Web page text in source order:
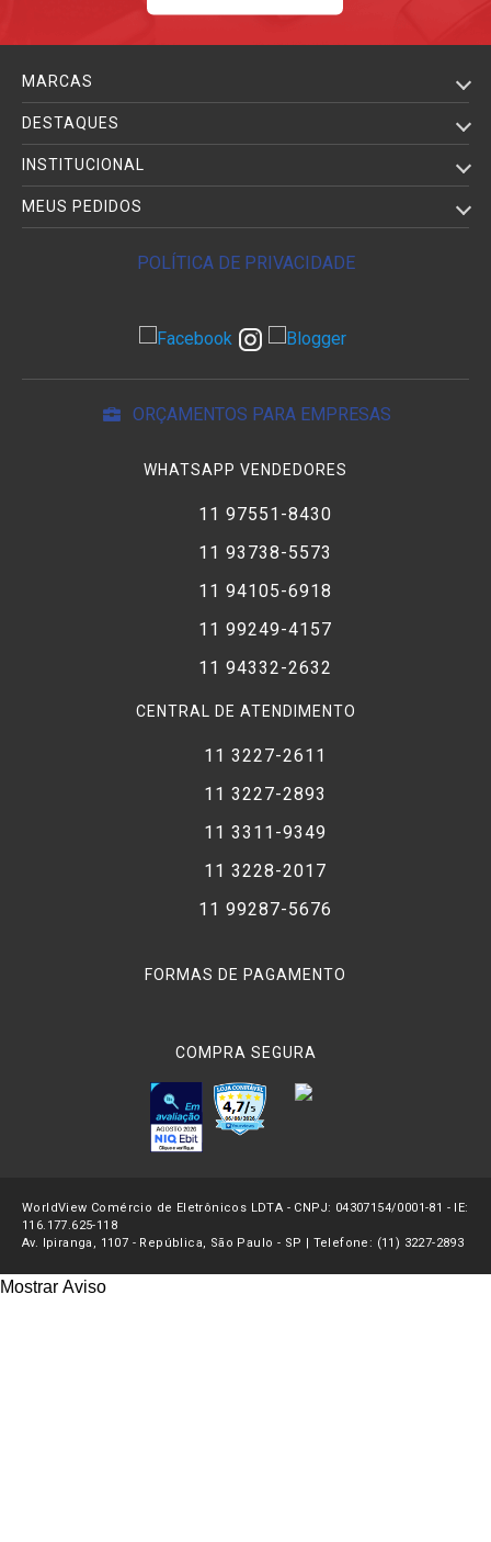
MARCAS
DESTAQUES
INSTITUCIONAL
MEUS PEDIDOS
POLÍTICA DE PRIVACIDADE
ORÇAMENTOS PARA EMPRESAS
WHATSAPP VENDEDORES
11 97551-8430
11 93738-5573
11 94105-6918
11 99249-4157
11 94332-2632
CENTRAL DE ATENDIMENTO
11 3227-2611
11 3227-2893
11 3311-9349
11 3228-2017
11 99287-5676
FORMAS DE PAGAMENTO
COMPRA SEGURA
WorldView Comércio de Eletrônicos LDTA - CNPJ: 04307154/0001-81 - IE:
116.177.625-118
Av. Ipiranga, 1107 - República, São Paulo - SP | Telefone: (11) 3227-2893
Mostrar Aviso